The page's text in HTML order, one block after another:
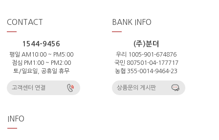
CONTACT
1544-9456
평일 AM10:00 ~ PM5:00
점심 PM1:00 ~ PM2:00
토/일요일, 공휴일 휴무
고객센터 연결
BANK INFO
(주)분더
우리 1005-901-674876
국민 807501-04-177717
농협 355-0014-9464-23
상품문의 게시판
INFO